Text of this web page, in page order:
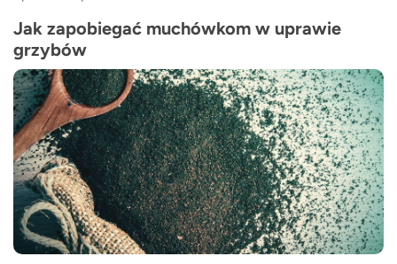
Jak zapobiegać muchówkom w uprawie
grzybów